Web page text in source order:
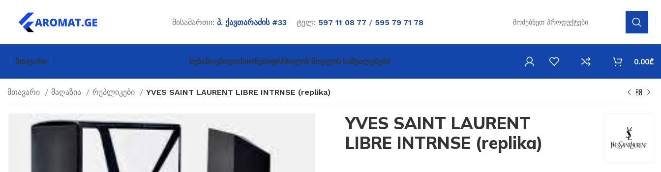
მისამართი: პ. ქავთარაძის #33 ტელ: 597 11 08 77 / 595 79 71 78
Მთავარი ᲡუნამოებიᲚოსიონებიᲤრჩხილის Მოვლის Საშუალებები 0.00₾
მთავარი მაღაზია რეპლიკები YVES SAINT LAURENT LIBRE INTRNSE (replika)
YVES SAINT LAURENT
LIBRE INTRNSE (replika)